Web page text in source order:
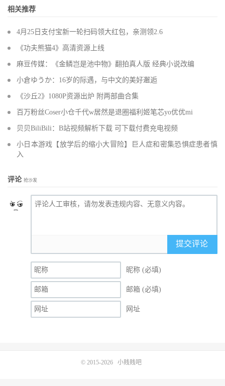
相关推荐
4月25日支付宝新一轮扫码领大红包，亲测领2.6
《功夫熊猫4》高清资源上线
麻豆传媒：《金鳞岂是池中物》翻拍真人版 经典小说改编
小倉ゆうか：16岁的际遇，与中文的美好邂逅
《沙丘2》1080P资源出炉 附两部曲合集
百万粉丝Coser小仓千代w居然是退圈福利姬笔芯yo优优mi
贝贝BiliBili：B站视频解析下载 可下载付费充电视频
小日本游戏【放学后的缩小大冒险】巨人症和密集恐惧症患者慎
入
评论 抢沙发
提交评论
昵称 (必填)
邮箱 (必填)
网址
© 2015-2026 小贱贱吧